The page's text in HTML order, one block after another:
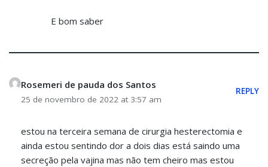
E bom saber
Rosemeri de pauda dos Santos
25 de novembro de 2022 at 3:57 am
REPLY
estou na terceira semana de cirurgia hesterectomia e
ainda estou sentindo dor a dois dias está saindo uma
secreção pela vajina mas não tem cheiro mas estou